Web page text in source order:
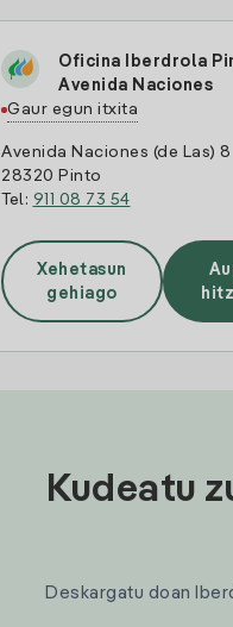
Oficina Iberdrola
Avenida Naciones
Gaur egun itxita
Avenida Naciones (de Las) 8
28320 Pinto
Tel: 911 08 73 54
Xehetasun
gehiago
Kudeatu
Deskargatu doan